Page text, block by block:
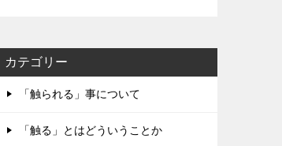
カテゴリー
「触られる」事について
「触る」とはどういうことか